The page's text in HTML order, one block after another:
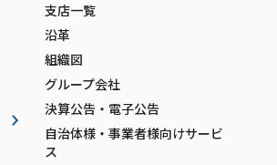
支店一覧
沿革
組織図
グループ会社
決算公告・電子公告
自治体様・事業者様向けサービ
ス